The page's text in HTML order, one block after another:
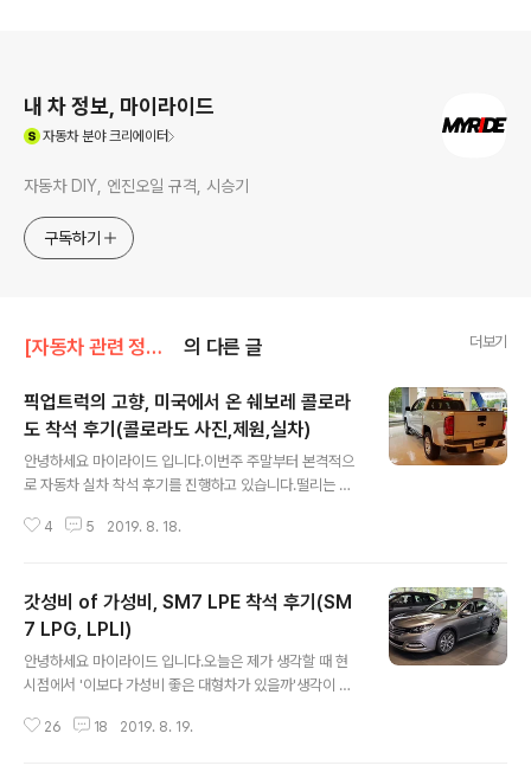
내 차 정보, 마이라이드
자동차분야 크리에이터
자동차 DIY, 엔진오일 규격, 시승기
구독하기
[자동차 관련 정보]/신차량 착석 후기 의 다른 글 더보기
픽업트럭의 고향, 미국에서 온 쉐보레 콜로라
도 착석 후기(콜로라도 사진,제원,실차)
안녕하세요 마이라이드 입니다.이번주 주말부터 본격적으
로 자동차 실차 착석 후기를 진행하고 있습니다.떨리는 마
을 밝히고촬영 가능 여부를 여쭤보고 다니고 있습니다. 일
도 오늘 방문했던 쉐보레와 르노삼성의 전시장에서는막 반
겨주신 정도는 아니지만 그래도 촬영하도록 충분히 배려해
주셔서 이 자리를 비롯해감사의 인사를 전하고 싶네요. 오
늘은 이전에도 포스팅을 했었던 차량인 쉐보레의 픽업트럭
[자동차/자동차 관련 정보] - 쉐보레 픽업트럭 콜로라도와
4 5 2019. 8. 18.
갓성비 of 가성비, SM7 LPE 착석 후기(SM
7 LPG, LPLI)
안녕하세요 마이라이드 입니다.오늘은 제가 생각할 때 현
시점에서 '이보다 가성비 좋은 대형차가 있을까'생각이 들
개하겠습니다. SM7이 2세대(코드명 L47)로 출시된지 8
26 18 2019. 8. 19.